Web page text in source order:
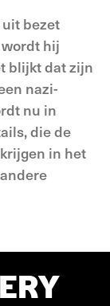
bezet
hij
blijkt dat zijn
nazi-
nu in
die de
in het